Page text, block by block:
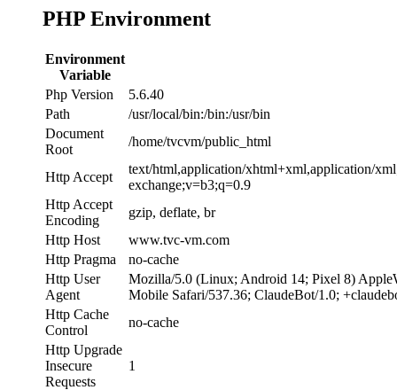
PHP Environment
Environment
Variable
Php Version
5.6.40
Path
/usr/local/bin:/bin:/usr/bin
Document
Root
/home/tvcvm/public_html
Http Accept
text/html,application/xhtml+xml,application/
exchange;v=b3;q=0.9
Http Accept
Encoding
gzip, deflate, br
Http Host
www.tvc-vm.com
Http Pragma
no-cache
Http User
Agent
Mozilla/5.0 (Linux; Android 14; Pixel 8)
Mobile Safari/537.36; ClaudeBot/1.0;
Http Cache
Control
no-cache
Http Upgrade
Insecure
Requests
1